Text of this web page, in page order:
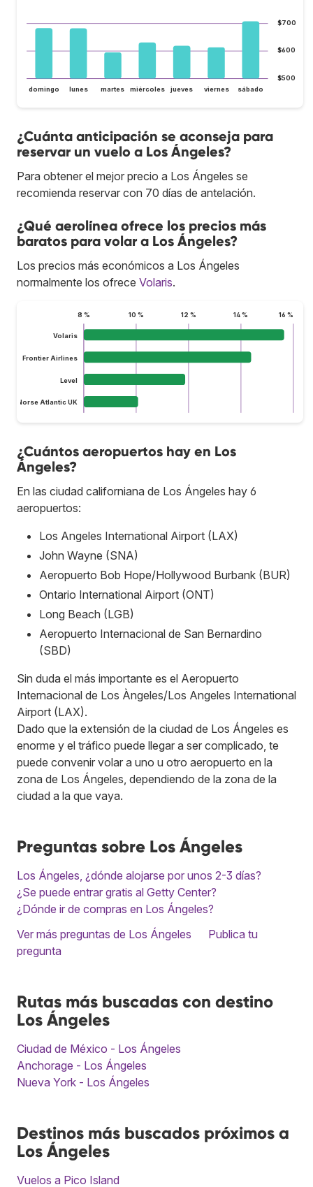
$500
$600
$700
domingo lunes martes miércoles jueves viernes sábado
¿Cuánta anticipación se aconseja para
reservar un vuelo a Los Ángeles?
Para obtener el mejor precio a Los Ángeles se
recomienda reservar con 70 días de antelación.
¿Qué aerolínea ofrece los precios más
baratos para volar a Los Ángeles?
Los precios más económicos a Los Ángeles
normalmente los ofrece Volaris.
8 % 10 % 12 % 14 % 16 %
Volaris
Frontier Airlines
Level
Norse Atlantic UK
¿Cuántos aeropuertos hay en Los
Ángeles?
En las ciudad californiana de Los Ángeles hay 6
aeropuertos:
Los Angeles International Airport (LAX)
John Wayne (SNA)
Aeropuerto Bob Hope/Hollywood Burbank (BUR)
Ontario International Airport (ONT)
Long Beach (LGB)
Aeropuerto Internacional de San Bernardino
(SBD)
Sin duda el más importante es el Aeropuerto
Internacional de Los Àngeles/Los Angeles International
Airport (LAX).
Dado que la extensión de la ciudad de Los Ángeles es
enorme y el tráfico puede llegar a ser complicado, te
puede convenir volar a uno u otro aeropuerto en la
zona de Los Ángeles, dependiendo de la zona de la
ciudad a la que vaya.
Preguntas sobre Los Ángeles
Los Ángeles, ¿dónde alojarse por unos 2-3 días?
¿Se puede entrar gratis al Getty Center?
¿Dónde ir de compras en Los Ángeles?
Ver más preguntas de Los Ángeles
Publica tu
pregunta
Rutas más buscadas con destino
Los Ángeles
Ciudad de México - Los Ángeles
Anchorage - Los Ángeles
Nueva York - Los Ángeles
Destinos más buscados próximos a
Los Ángeles
Vuelos a Pico Island